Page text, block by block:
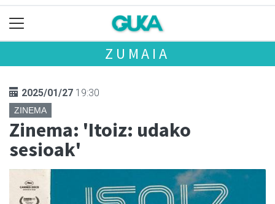
ZUMAIA
2025/01/27 19:30
ZINEMA
Zinema: 'Itoiz: udako
sesioak'